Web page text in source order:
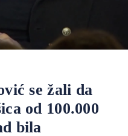
se žali da
od 100.000
bila